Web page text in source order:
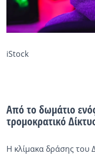
iStock
Από το δωμάτιο
τρομοκρατικό
Η κλίμακα δράσης του